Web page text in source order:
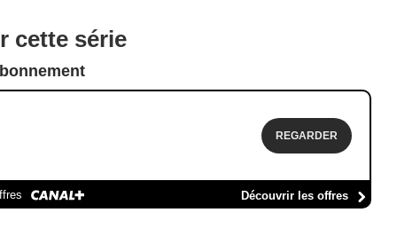
cette série
REGARDER
Découvrir les offres